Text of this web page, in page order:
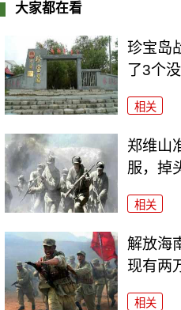
大家都在看
珍宝岛
了3个
相关
郑维山
服，掉
相关
解放海
现有两
相关